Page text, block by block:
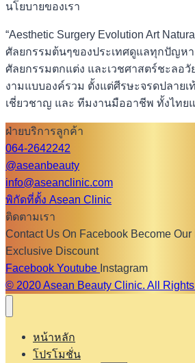
นโยบายของเรา
“Aesthetic Surgery Evolution Art
ศัลยกรรมต้นๆของประเทศดูแลทุกปัญห
ศัลยกรรมตกแต่ง และเวชศาสตร์ชะลอ
งามแบบองค์รวม ตั้งแต่ศีรษะจรดปลายเ
เชี่ยวชาญ และ ทีมงานมืออาชีพ ทั้งไทย
ฝ่ายบริการลูกค้า
064-2642242
@aseanbeauty
info@aseanclinic.com
พิกัดที่ตั้ง Asean Clinic
ติดตามเรา
Contact Us On Facebook Become Our
Exclusive Discount
Facebook Youtube Instagram
© 2020 Asean Beauty Clinic. All
หน้าหลัก
โปรโมชั่น